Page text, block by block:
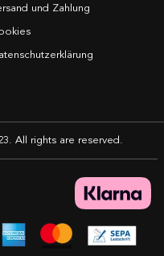
und Zahlung
All rights are reserved.